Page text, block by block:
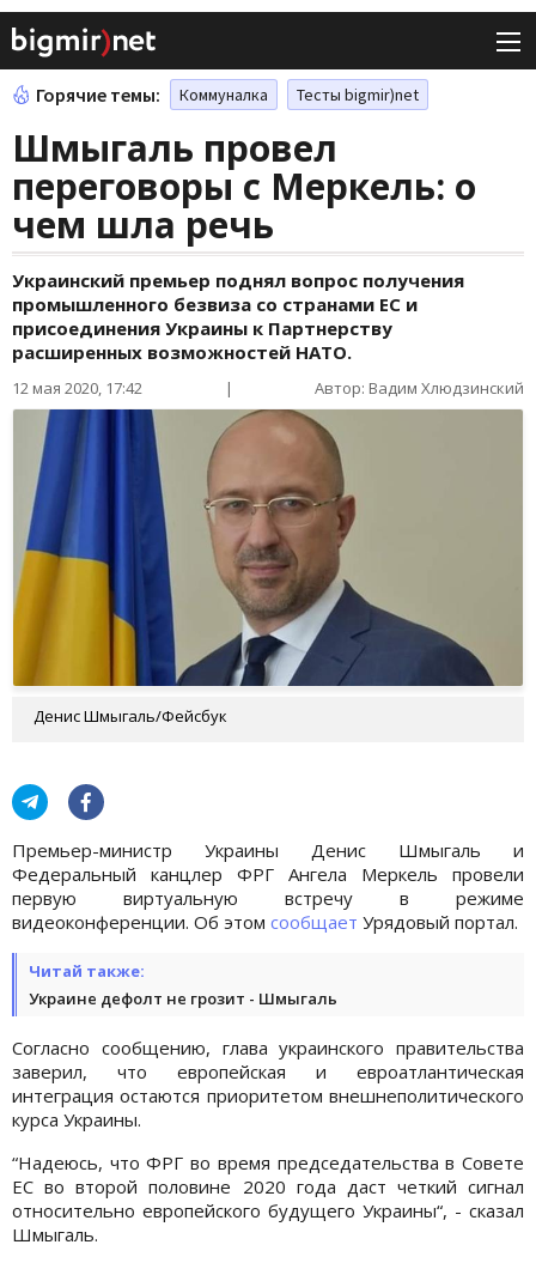
Горячие темы: Коммуналка Тесты bigmir)net
Шмыгаль провел
переговоры с Меркель: о
чем шла речь
Украинский премьер поднял вопрос получения
промышленного безвиза со странами ЕС и
присоединения Украины к Партнерству
расширенных возможностей НАТО.
12 мая 2020, 17:42 | Автор: Вадим Хлюдзинский
Денис Шмыгаль/Фейсбук
Премьер-министр Украины Денис Шмыгаль и
Федеральный канцлер ФРГ Ангела Меркель провели
первую виртуальную встречу в режиме
видеоконференции. Об этом сообщает Урядовый портал.
Читай также:
Украине дефолт не грозит - Шмыгаль
Согласно сообщению, глава украинского правительства
заверил, что европейская и евроатлантическая
интеграция остаются приоритетом внешнеполитического
курса Украины.
“Надеюсь, что ФРГ во время председательства в Совете
ЕС во второй половине 2020 года даст четкий сигнал
относительно европейского будущего Украины“, - сказал
Шмыгаль.